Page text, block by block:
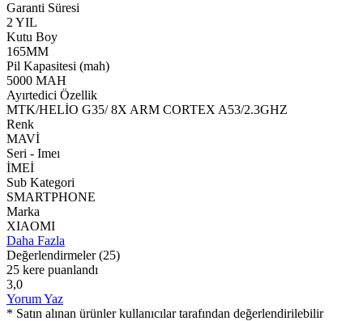
Garanti Süresi
2 YIL
Kutu Boy
165MM
Pil Kapasitesi (mah)
5000 MAH
Ayırtedici Özellik
MTK/HELİO G35/ 8X ARM CORTEX A53/2.3GHZ
Renk
MAVİ
Seri - Imeı
İMEİ
Sub Kategori
SMARTPHONE
Marka
XIAOMI
Daha Fazla
Değerlendirmeler (25)
25 kere puanlandı
3,0
Yorum Yaz
* Satın alınan ürünler kullanıcılar tarafından değerlendirilebilir